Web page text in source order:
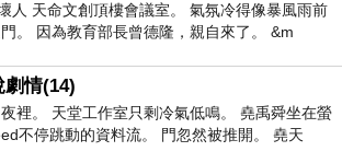
人 天命文創頂樓會議室。 氣氛冷得像暴風雨前
。 因為教育部長曾德隆，親自來了。 &m
情(14)
裡。 天堂工作室只剩冷氣低鳴。 堯禹舜坐在螢
不停跳動的資料流。 門忽然被推開。 堯天